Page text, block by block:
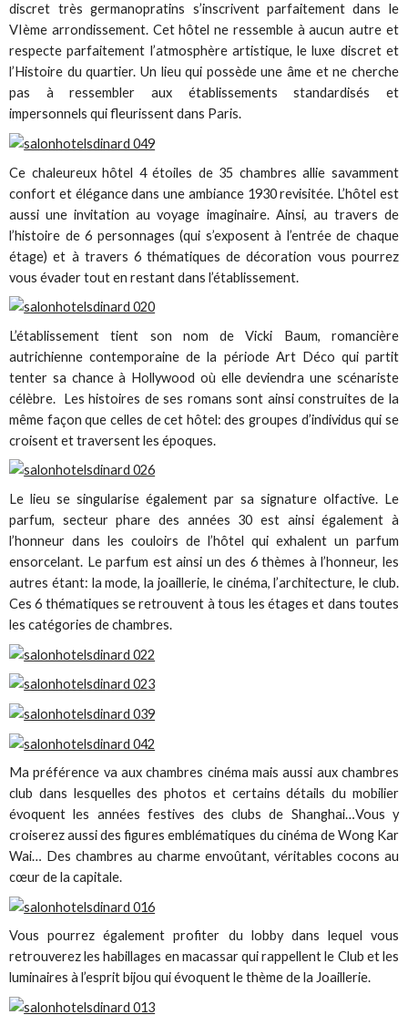
discret très germanopratins s’inscrivent parfaitement dans le
VIème arrondissement. Cet hôtel ne ressemble à aucun autre et
respecte parfaitement l’atmosphère artistique, le luxe discret et
l’Histoire du quartier. Un lieu qui possède une âme et ne cherche
pas à ressembler aux établissements standardisés et
impersonnels qui fleurissent dans Paris.
Ce chaleureux hôtel 4 étoiles de 35 chambres allie savamment
confort et élégance dans une ambiance 1930 revisitée. L’hôtel est
aussi une invitation au voyage imaginaire. Ainsi, au travers de
l’histoire de 6 personnages (qui s’exposent à l’entrée de chaque
étage) et à travers 6 thématiques de décoration vous pourrez
vous évader tout en restant dans l’établissement.
L’établissement tient son nom de Vicki Baum, romancière
autrichienne contemporaine de la période Art Déco qui partit
tenter sa chance à Hollywood où elle deviendra une scénariste
célèbre. Les histoires de ses romans sont ainsi construites de la
même façon que celles de cet hôtel: des groupes d’individus qui se
croisent et traversent les époques.
Le lieu se singularise également par sa signature olfactive. Le
parfum, secteur phare des années 30 est ainsi également à
l’honneur dans les couloirs de l’hôtel qui exhalent un parfum
ensorcelant. Le parfum est ainsi un des 6 thèmes à l’honneur, les
autres étant: la mode, la joaillerie, le cinéma, l’architecture, le club.
Ces 6 thématiques se retrouvent à tous les étages et dans toutes
les catégories de chambres.
Ma préférence va aux chambres cinéma mais aussi aux chambres
club dans lesquelles des photos et certains détails du mobilier
évoquent les années festives des clubs de Shanghai…Vous y
croiserez aussi des figures emblématiques du cinéma de Wong Kar
Wai… Des chambres au charme envoûtant, véritables cocons au
cœur de la capitale.
Vous pourrez également profiter du lobby dans lequel vous
retrouverez les habillages en macassar qui rappellent le Club et les
luminaires à l’esprit bijou qui évoquent le thème de la Joaillerie.